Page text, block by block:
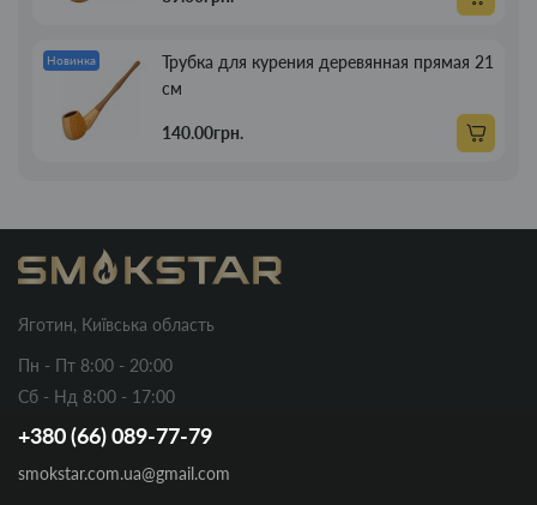
Новинка
Трубка для курения деревянная прямая 21
см
140.00грн.
Яготин, Київська область
Пн - Пт 8:00 - 20:00
Сб - Нд 8:00 - 17:00
+380 (66) 089-77-79
smokstar.com.ua@gmail.com